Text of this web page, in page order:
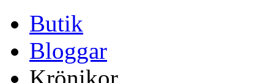
Butik
Bloggar
Krönikor